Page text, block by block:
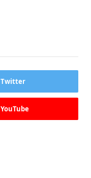
Twitter
YouTube